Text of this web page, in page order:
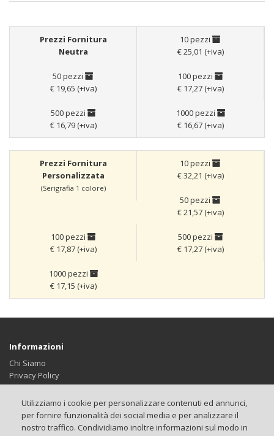
Prezzi Fornitura
Neutra
10 pezzi
€ 25,01 (+iva)
50 pezzi
€ 19,65 (+iva)
100 pezzi
€ 17,27 (+iva)
500 pezzi
€ 16,79 (+iva)
1000 pezzi
€ 16,67 (+iva)
Prezzi Fornitura
Personalizzata
(Serigrafia 1 colore)
10 pezzi
€ 32,21 (+iva)
50 pezzi
€ 21,57 (+iva)
100 pezzi
€ 17,87 (+iva)
500 pezzi
€ 17,27 (+iva)
1000 pezzi
€ 17,15 (+iva)
Informazioni
Chi Siamo
Privacy Policy
Termini & Condizioni
Impostazione Cookie
Servizio Clienti
Contattaci
Utilizziamo i cookie per personalizzare contenuti ed annunci,
per fornire funzionalità dei social media e per analizzare il
nostro traffico. Condividiamo inoltre informazioni sul modo in